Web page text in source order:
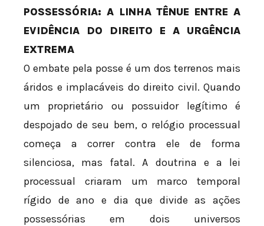
POSSESSÓRIA: A LINHA TÊNUE ENTRE A
EVIDÊNCIA DO DIREITO E A URGÊNCIA
EXTREMA
O embate pela posse é um dos terrenos mais
áridos e implacáveis do direito civil. Quando
um proprietário ou possuidor legítimo é
despojado de seu bem, o relógio processual
começa a correr contra ele de forma
silenciosa, mas fatal. A doutrina e a lei
processual criaram um marco temporal
rígido de ano e dia que divide as ações
possessórias em dois universos